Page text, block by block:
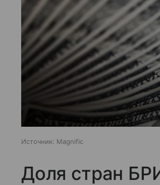
Источник: Magnific
Доля стран